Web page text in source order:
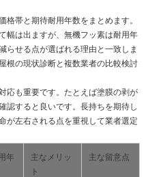
帯と期待耐用年数をまとめます。
幅は出ますが、無機フッ素は耐用年
らせる点が選ばれる理由と一致しま
根の現状診断と複数業者の比較検討
応も重要です。たとえば塗膜の剥が
認すると良いです。長持ちを期待し
が左右される点を重視して業者選定
年
主なメリッ
ト
主な留意点